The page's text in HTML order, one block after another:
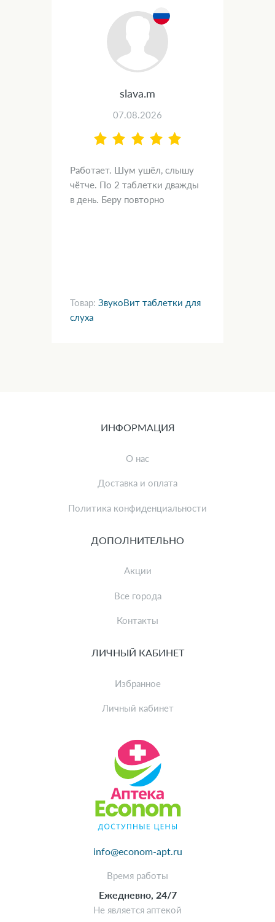
slava.m
07.08.2026
Работает. Шум ушёл, слышу
чётче. По 2 таблетки дважды
в день. Беру повторно
Товар: ЗвукоВит таблетки для
слуха
info@econom-apt.ru
Время работы
Ежедневно, 24/7
Не является аптекой
ИНФОРМАЦИЯ
О нас
Доставка и оплата
Политика конфиденциальности
ДОПОЛНИТЕЛЬНО
Акции
Все города
Контакты
ЛИЧНЫЙ КАБИНЕТ
Избранное
Личный кабинет